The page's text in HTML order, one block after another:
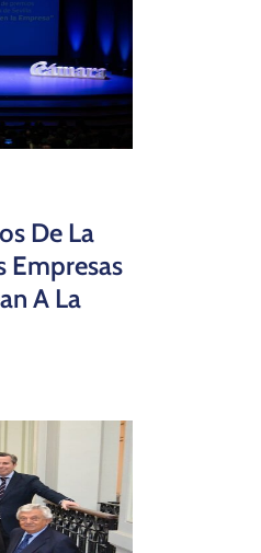
De La
Empresas
A La